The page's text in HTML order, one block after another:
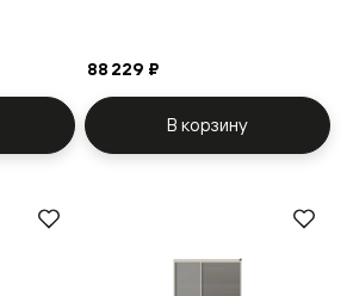
88 229 ₽
В корзину